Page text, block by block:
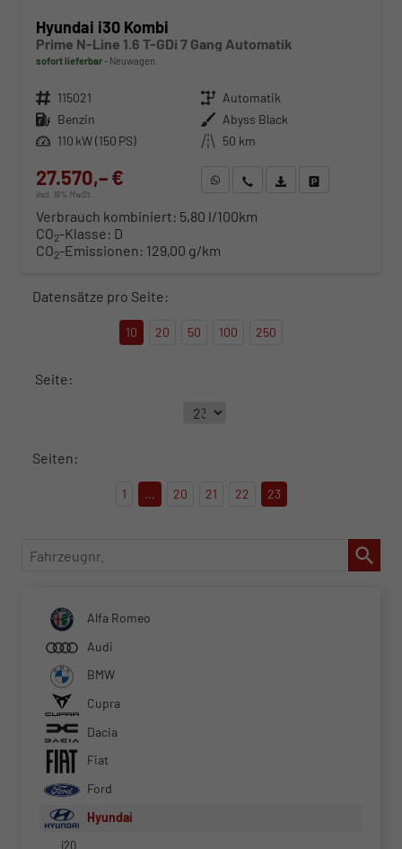
Hyundai i30 Kombi
Prime N-Line 1.6 T-GDi 7 Gang Automatik
sofort lieferbar Neuwagen
Fahrzeugnr. 115021 Getriebe Automatik
Kraftstoff Benzin Außenfarbe Abyss Black
Leistung 110 kW (150 PS) Kilometerstand 50 km
27.570,– €
incl. 19% MwSt.
WhatsApp anfragen
Wir rufen Sie anFahrzeugexposé (PDF)
Verbrauch kombiniert: 5,80 l/100km
CO2-Klasse: D
CO2-Emissionen: 129,00 g/km
Datensätze pro Seite:
10 20 50 100 250
Seite:
Seiten:
1 ... 20 21 22 23
Fahrzeugnr.
Alfa Romeo
Audi
BMW
Cupra
Dacia
Fiat
Ford
Hyundai
i20